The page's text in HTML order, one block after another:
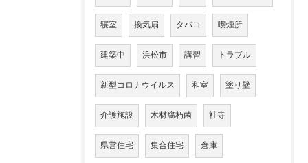
寝室 換気扇 タバコ 喫煙所
建築中 浜松市 講習 トラブル
新型コロナウイルス 和室 塗り壁
介護施設 木材腐朽菌 社寺
県営住宅 集合住宅 倉庫